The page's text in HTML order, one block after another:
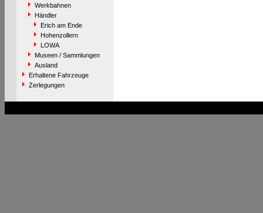
Werkbahnen
Händler
Erich am Ende
Hohenzollern
LOWA
Museen / Sammlungen
Ausland
Erhaltene Fahrzeuge
Zerlegungen